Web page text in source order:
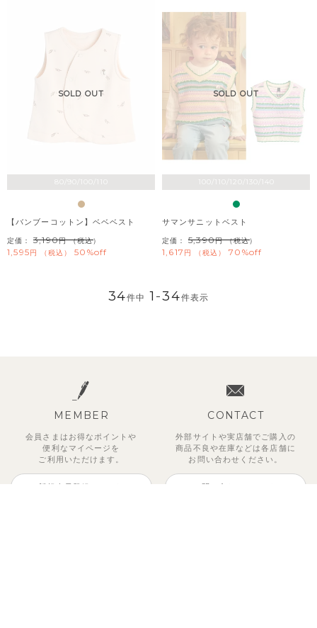
80/90/100/110
SOLD OUT
【バンブーコットン】ベベベスト
定価： 3,190 （税込）
1,595 税込 50%off
100/110/120/130/140
SOLD OUT
サマンサニットベスト
定価： 5,390 （税込）
1,617 税込 70%off
34件中 1 -34件表示
MEMBER
会員さまはお得なポイントや
便利な マイページを
ご利用いただけます。
新規会員登録はこちら
CONTACT
外部サイトや実店舗でご購入の
商品不良や在庫などは各店舗に
お問い合わせください。
お問い合わせはこちら